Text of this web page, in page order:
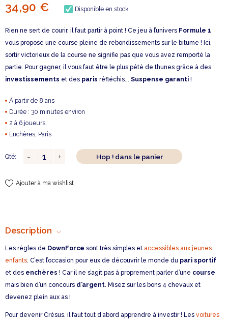
34,90 € Disponible en stock
Rien ne sert de courir, il faut partir à point ! Ce jeu à l’univers Formule 1
vous propose une course pleine de rebondissements sur le bitume ! Ici,
sortir victorieux de la course ne signifie pas que vous avez remporté la
partie. Pour gagner, il vous faut être le plus pété de thunes grâce à des
investissements et des paris réfléchis... Suspense garanti !
À partir de 8 ans
Durée : 30 minutes environ
2 à 6 joueurs
Enchères, Paris
Qté: Hop ! dans le panier
Ajouter à ma wishlist
Description
Les règles de DownForce sont très simples et accessibles aux jeunes
enfants. C’est l’occasion pour eux de découvrir le monde du pari sportif
et des enchères ! Car il ne s’agit pas à proprement parler d’une course
mais bien d’un concours d’argent. Misez sur les bons 4 chevaux et
devenez plein aux as !
Pour devenir Crésus, il faut tout d’abord apprendre à investir ! Les voitures